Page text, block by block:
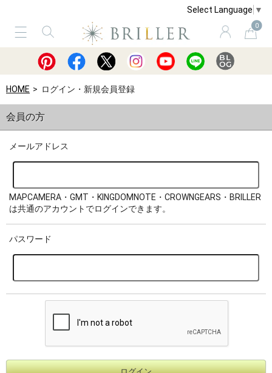
Select Language ▼
0
サービス ショッピングガイド 買取
HOME ログイン・新規会員登録
会員の方
メールアドレス
MAPCAMERA・GMT・KINGDOMNOTE・CROWNGEARS・BRILLER
は共通のアカウントでログインできます。
パスワード